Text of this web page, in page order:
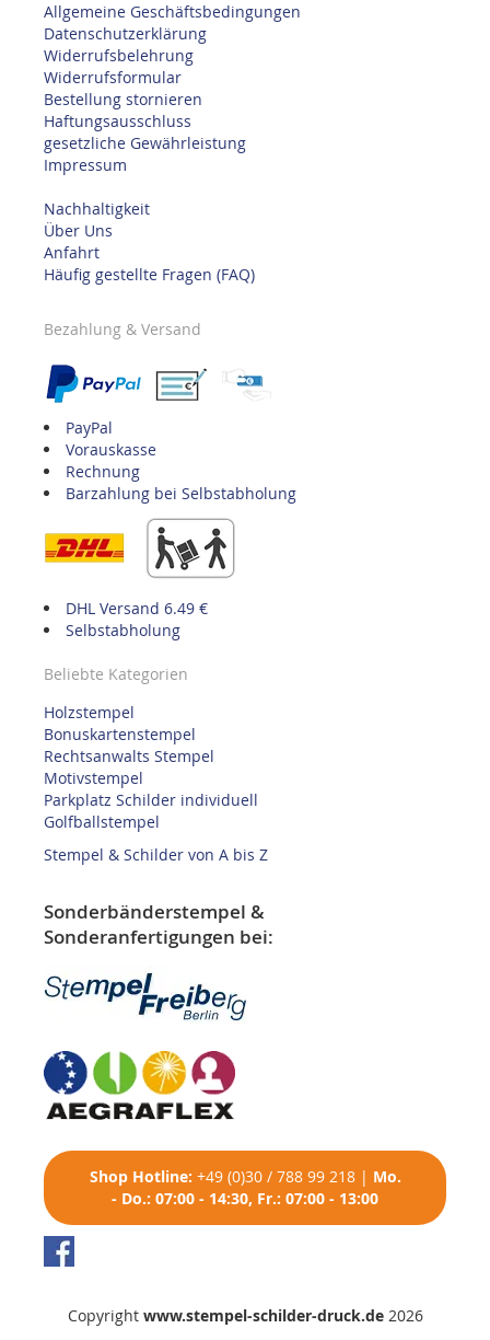
Allgemeine Geschäftsbedingungen
Datenschutzerklärung
Widerrufsbelehrung
Widerrufsformular
Bestellung stornieren
Haftungsausschluss
gesetzliche Gewährleistung
Impressum
Nachhaltigkeit
Über Uns
Anfahrt
Häufig gestellte Fragen (FAQ)
Bezahlung & Versand
PayPal
Vorauskasse
Rechnung
Barzahlung bei Selbstabholung
DHL Versand 6.49 €
Selbstabholung
Beliebte Kategorien
Holzstempel
Bonuskartenstempel
Rechtsanwalts Stempel
Motivstempel
Parkplatz Schilder individuell
Golfballstempel
Stempel & Schilder von A bis Z
Sonderbänderstempel &
Sonderanfertigungen bei:
Shop Hotline: +49 (0)30 / 788 99 218| Mo.
- Do.: 07:00 - 14:30, Fr.: 07:00 - 13:00
Copyright www.stempel-schilder-druck.de2026